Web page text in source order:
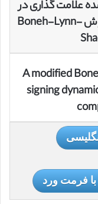
علامت گذاری در
فضای رایانش ابری: روش Boneh-Lynn-
A modified
signing
فرمت ورد